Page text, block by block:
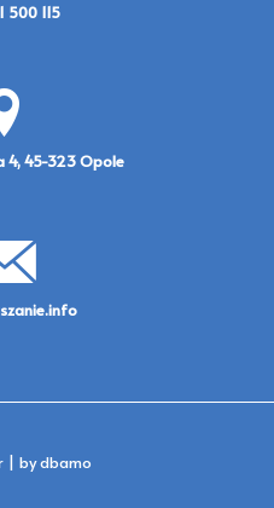
500 115
4, 45-323 Opole
| bydbamo